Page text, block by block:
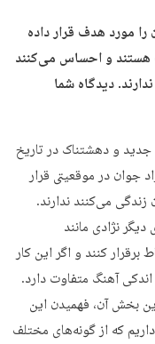
مورد هدف قرار داده
و احساس می‌کنند
دیدگاه شما
و دهشتناک در تاریخ
جوان در موقعیتی قرار
می‌کنند ندارند.
نژادی مانند
برقرار کنند و اگر این کار
آهنگ متفاوت دارد.
بخش آن، فهمیدن این
داریم که از گونه‌های مختلف